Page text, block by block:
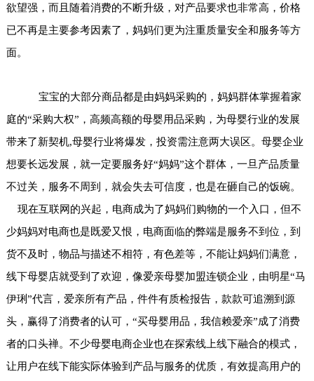
欲望强，而且随着消费的不断升级，对产品要求也非常高，价格
已不再是主要参考因素了，妈妈们更为注重质量安全和服务等方
面。
宝宝的大部分商品都是由妈妈采购的，妈妈群体掌握着家
庭的“采购大权”，高频高额的母婴用品采购，为母婴行业的发展
带来了新契机,母婴行业将爆发，投资需注意两大误区 。母婴企业
想要长远发展，就一定要服务好“妈妈”这个群体，一旦产品质量
不过关，服务不周到，就会失去可信度，也是在砸自己的饭碗。
现在互联网的兴起，电商成为了妈妈们购物的一个入口，但不
少妈妈对电商也是既爱又恨，电商面临的弊端是服务不到位，到
货不及时，物品与描述不相符，有色差等，不能让妈妈们满意，
线下母婴店就受到了欢迎，像爱亲母婴加盟连锁企业，由明星“马
伊琍”代言，爱亲所有产品，件件有质检报告，款款可追溯到源
头，赢得了消费者的认可，“买母婴用品，我信赖爱亲”成了消费
者的口头禅。不少母婴电商企业也在探索线上线下融合的模式，
让用户在线下能实际体验到产品与服务的优质，有效提高用户的